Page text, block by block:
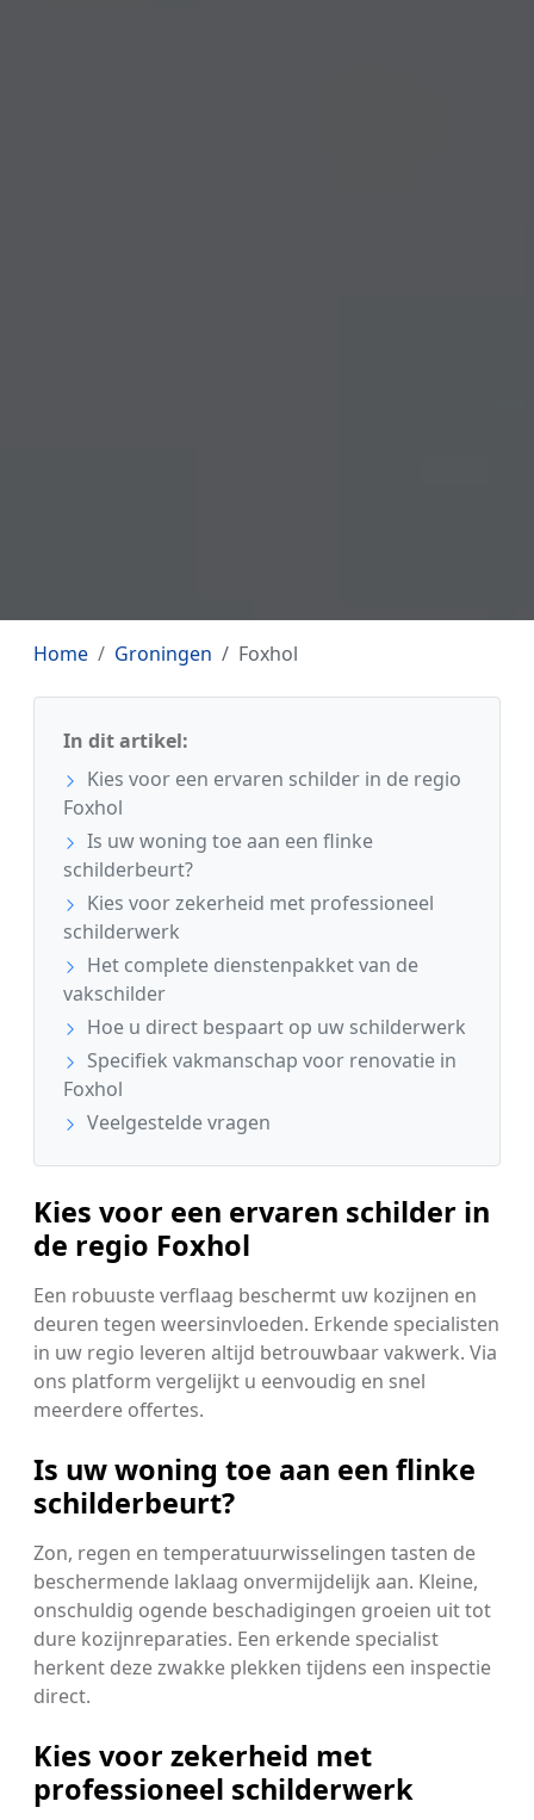
Home Groningen Foxhol
In dit artikel:
Kies voor een ervaren schilder in de regio
Foxhol
Is uw woning toe aan een flinke
schilderbeurt?
Kies voor zekerheid met professioneel
schilderwerk
Het complete dienstenpakket van de
vakschilder
Hoe u direct bespaart op uw schilderwerk
Specifiek vakmanschap voor renovatie in
Foxhol
Veelgestelde vragen
Kies voor een ervaren schilder in
de regio Foxhol
Een robuuste verflaag beschermt uw kozijnen en
deuren tegen weersinvloeden. Erkende specialisten
in uw regio leveren altijd betrouwbaar vakwerk. Via
ons platform vergelijkt u eenvoudig en snel
meerdere offertes.
Is uw woning toe aan een flinke
schilderbeurt?
Zon, regen en temperatuurwisselingen tasten de
beschermende laklaag onvermijdelijk aan. Kleine,
onschuldig ogende beschadigingen groeien uit tot
dure kozijnreparaties. Een erkende specialist
herkent deze zwakke plekken tijdens een inspectie
direct.
Kies voor zekerheid met
professioneel schilderwerk